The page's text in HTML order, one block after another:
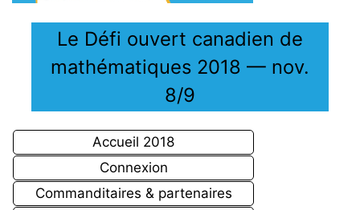
Le Défi ouvert canadien de
mathématiques 2018 — nov.
8/9
Accueil 2018
Connexion
Commanditaires & partenaires